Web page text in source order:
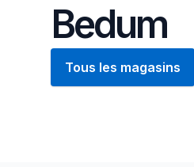
Bedum
Tous les magasins